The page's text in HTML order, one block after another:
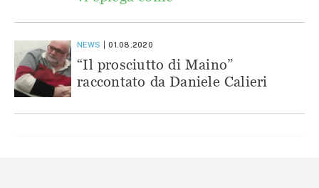
NEWS 01.08.2020
“Il prosciutto di Maino”
raccontato da Daniele Calieri